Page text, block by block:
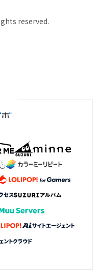
reserved.